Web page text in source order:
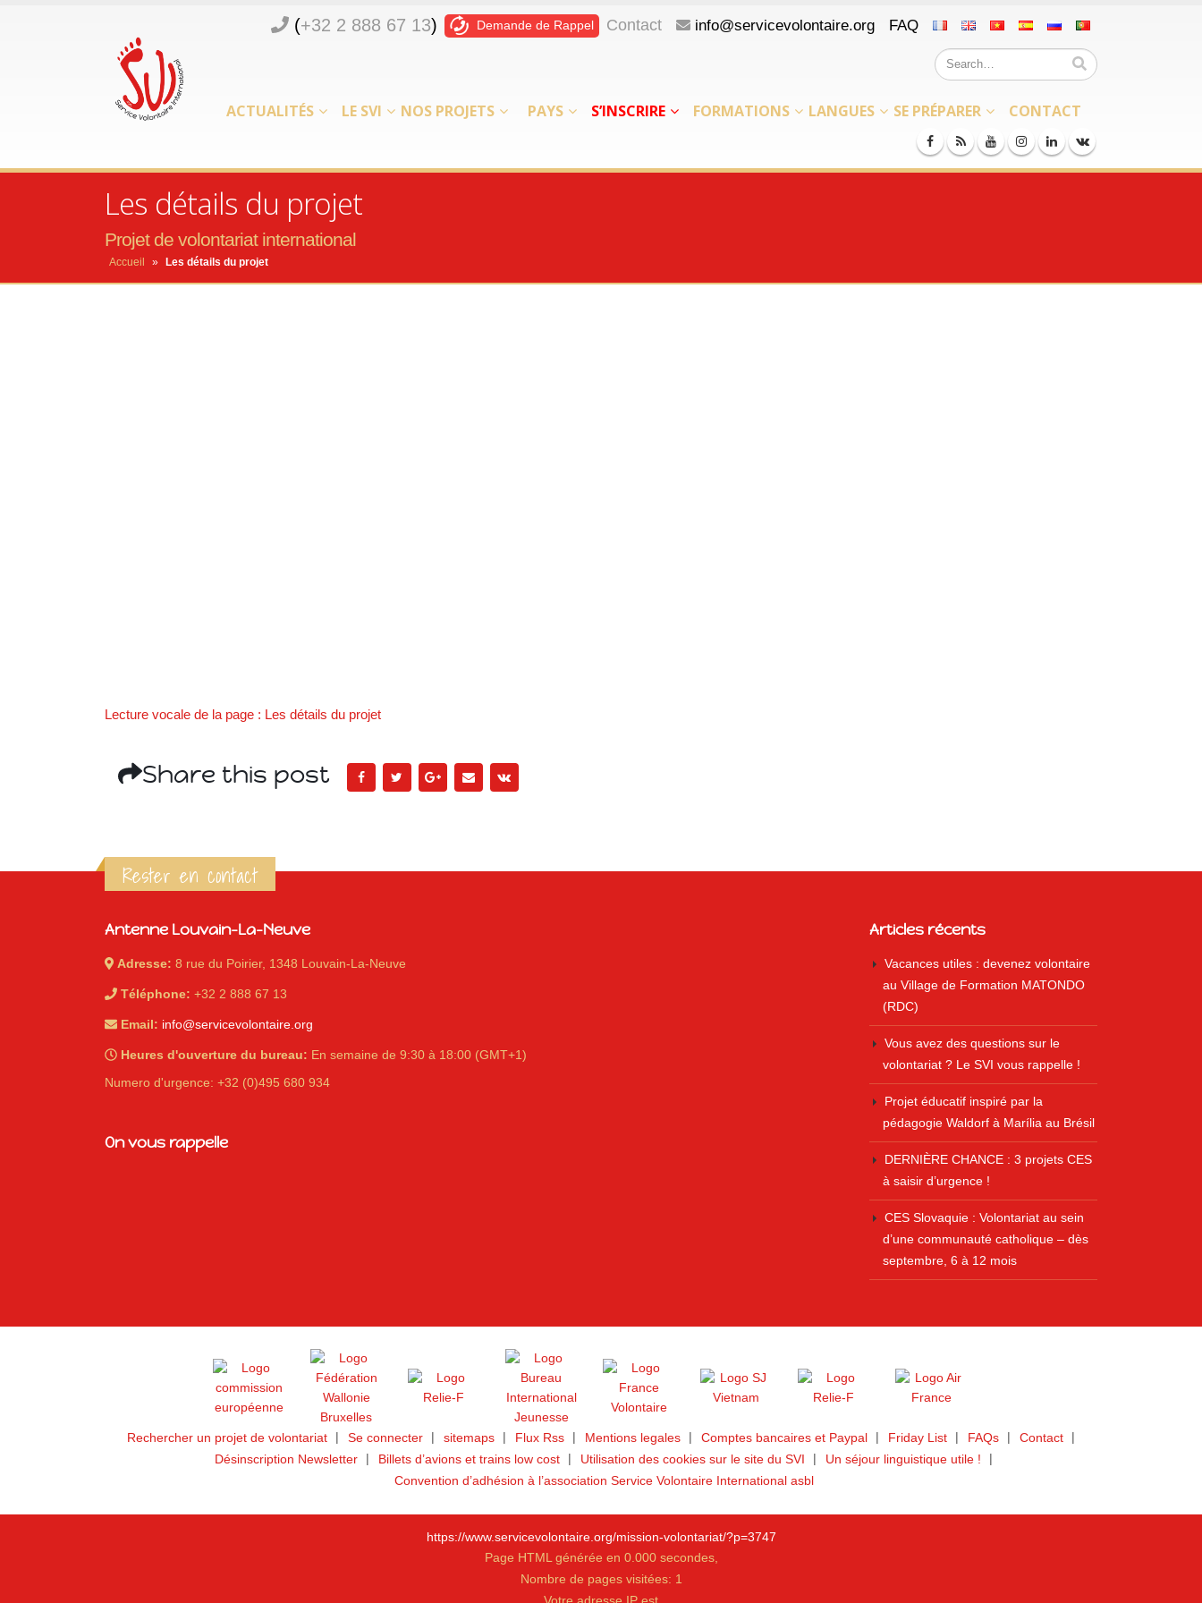
(+32 2 888 67 13) Demande de Rappel Contact info@servicevolontaire.org FAQ
ACTUALITÉS LE SVI NOS PROJETS PAYS S’INSCRIRE FORMATIONS LANGUES SE PRÉPARER CONTACT
Les détails du projet
Projet de volontariat international
Accueil » Les détails du projet
Lecture vocale de la page : Les détails du projet
Share this post
Rester en contact
Antenne Louvain-La-Neuve
Adresse: 8 rue du Poirier, 1348 Louvain-La-Neuve
Téléphone: +32 2 888 67 13
Email: info@servicevolontaire.org
Heures d'ouverture du bureau: En semaine de 9:30 à 18:00 (GMT+1)
Numero d'urgence: +32 (0)495 680 934
On vous rappelle
Articles récents
Vacances utiles : devenez volontaire
au Village de Formation MATONDO
(RDC)
Vous avez des questions sur le
volontariat ? Le SVI vous rappelle !
Projet éducatif inspiré par la
pédagogie Waldorf à Marília au Brésil
DERNIÈRE CHANCE : 3 projets CES
à saisir d’urgence !
CES Slovaquie : Volontariat au sein
d’une communauté catholique – dès
septembre, 6 à 12 mois
Rechercher un projet de volontariat Se connecter sitemaps Flux Rss Mentions legales Comptes bancaires et Paypal Friday List FAQs
Contact
Désinscription Newsletter
Billets d’avions et trains low cost Utilisation des cookies sur le site du SVI
Un séjour linguistique utile !
Convention d’adhésion à l’association Service Volontaire International asbl
https://www.servicevolontaire.org/mission-volontariat/?p=3747
Page HTML générée en 0.000 secondes,
Nombre de pages visitées: 1